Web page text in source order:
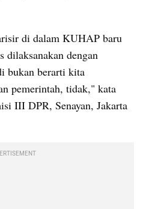
di dalam KUHAP baru
dilaksanakan dengan
bukan berarti kita
pemerintah, tidak," kata
III DPR, Senayan, Jakarta